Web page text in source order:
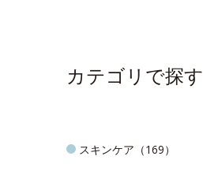
カテゴリで探す
スキンケア（169）